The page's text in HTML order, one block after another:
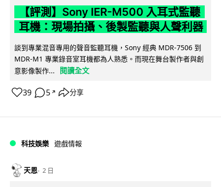
【評測】Sony IER-M500 入耳式監聽
耳機：現場拍攝、後製監聽與人聲利器
談到專業混音專用的聲音監聽耳機，Sony 經典 MDR-7506 到
MDR-M1 專業錄音室耳機都為人熟悉。而現在舞台製作者與創
意影像製作...
閱讀全文
39 5 ↗ 分享
科技娛樂 遊戲情報
天恩 2 日